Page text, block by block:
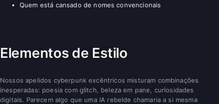
Quem está cansado de nomes convencionais
Elementos de Estilo
Nossos apelidos cyberpunk excêntricos misturam combinações
inesperadas: poesia com glitch, beleza em pane, curiosidades
digitais. Parecem algo que uma IA rebelde chamaria a si mesma